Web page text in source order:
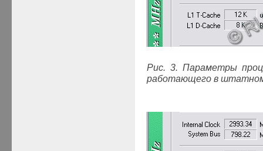
Рис. 3. Параметры
работающего в